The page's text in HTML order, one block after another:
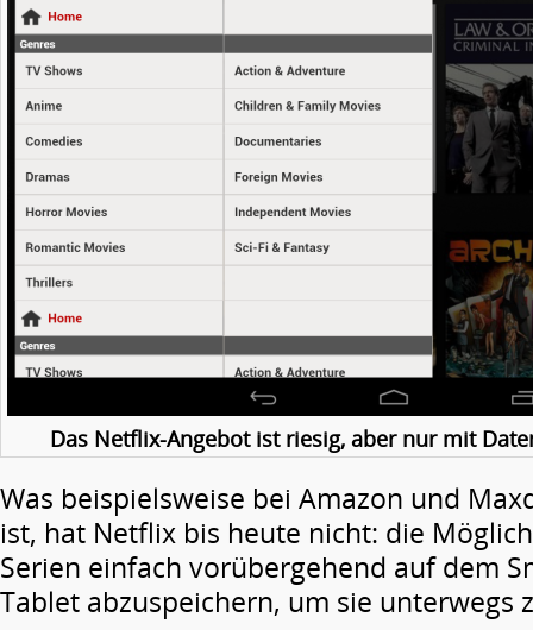
Das Netflix-Angebot ist riesig, aber nur mit
Was beispielsweise bei Amazon und
ist, hat Netflix bis heute nicht: die
Serien einfach vorübergehend auf dem
Tablet abzuspeichern, um sie unterwegs